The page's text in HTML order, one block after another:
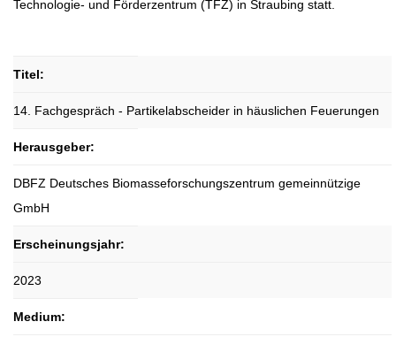
Technologie- und Förderzentrum (TFZ) in Straubing statt.
Titel:
14. Fachgespräch - Partikelabscheider in häuslichen Feuerungen
Herausgeber:
DBFZ Deutsches Biomasseforschungszentrum gemeinnützige
GmbH
Erscheinungsjahr:
2023
Medium: